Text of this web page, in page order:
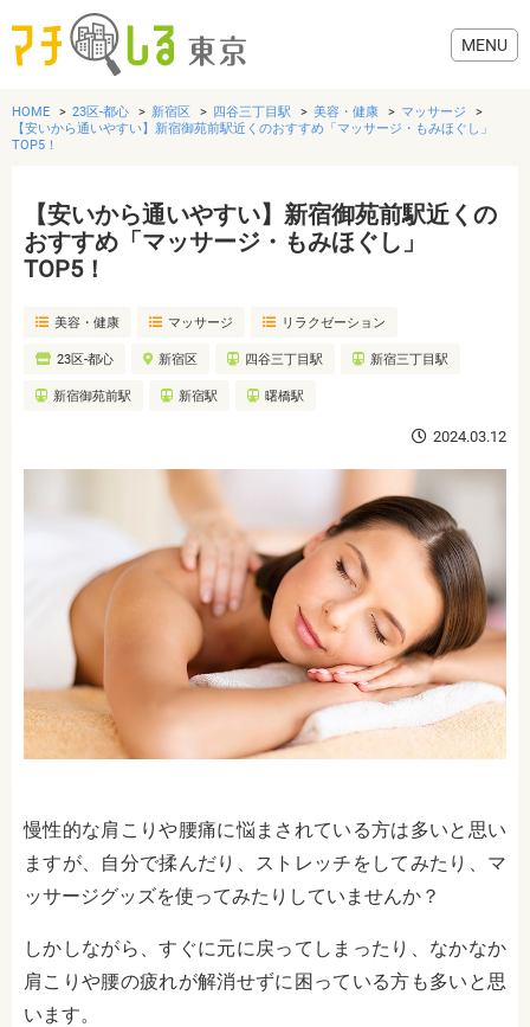
グルメ
美容・健康
歯医者・病院
HOME 23区-都心 新宿区 四谷三丁目駅 美容・健康
マッサージ
【安いから通いやすい】新宿御苑前駅近くのおすすめ「マッサージ・もみほぐし」
TOP5！
【安いから通いやすい】新宿御苑前駅近くの
おすすめ「マッサージ・もみほぐし」
TOP5！
美容・健康 マッサージ リラクゼーション
23区-都心 新宿区 四谷三丁目駅 新宿三丁目駅
新宿御苑前駅 新宿駅 曙橋駅
2024.03.12
慢性的な肩こりや腰痛に悩まされている方は多いと思い
ますが、自分で揉んだり、ストレッチをしてみたり、マ
ッサージグッズを使ってみたりしていませんか？
しかしながら、すぐに元に戻ってしまったり、なかなか
肩こりや腰の疲れが解消せずに困っている方も多いと思
います。